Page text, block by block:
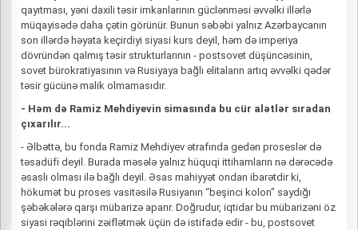
qayıtması, yəni daxili təsir imkanlarının güclənməsi əvvəlki illərlə
müqayisədə daha çətin görünür. Bunun səbəbi yalnız Azərbaycanın
son illərdə həyata keçirdiyi siyasi kurs deyil, həm də imperiya
dövründən qalmış təsir strukturlarının - postsovet düşüncəsinin,
sovet bürokratiyasının və Rusiyaya bağlı elitaların artıq əvvəlki qədər
təsir gücünə malik olmamasıdır.
- Həm də Ramiz Mehdiyevin simasında bu cür alətlər sıradan
çıxarılır...
- Əlbəttə, bu fonda Ramiz Mehdiyev ətrafında gedən proseslər də
təsadüfi deyil. Burada məsələ yalnız hüquqi ittihamların nə dərəcədə
əsaslı olması ilə bağlı deyil. Əsas mahiyyət ondan ibarətdir ki,
hökumət bu proses vasitəsilə Rusiyanın “beşinci kolon” saydığı
şəbəkələrə qarşı mübarizə aparır. Doğrudur, iqtidar bu mübarizəni öz
siyasi rəqiblərini zəiflətmək üçün də istifadə edir - bu, postsovet